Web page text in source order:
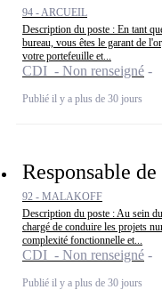
94 - ARCUEIL
Description du poste : En tant
bureau, vous êtes le garant de
votre portefeuille et...
CDI - Non renseigné
Publié il y a plus de 30 jours
Responsable
92 - MALAKOFF
Description du poste : Au sein
chargé de conduire les projets
complexité fonctionnelle et...
CDI - Non renseigné
Publié il y a plus de 30 jours